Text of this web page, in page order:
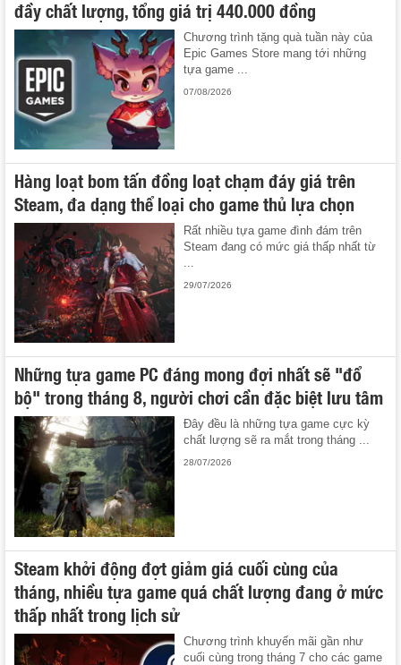
đầy chất lượng, tổng giá trị 440.000 đồng
Chương trình tặng quà tuần này của
Epic Games Store mang tới những
tựa game ...
07/08/2026
Hàng loạt bom tấn đồng loạt chạm đáy giá trên
Steam, đa dạng thể loại cho game thủ lựa chọn
Rất nhiều tựa game đình đám trên
Steam đang có mức giá thấp nhất từ
29/07/2026
Những tựa game PC đáng mong đợi nhất sẽ "đổ
bộ" trong tháng 8, người chơi cần đặc biệt lưu tâm
Đây đều là những tựa game cực kỳ
chất lượng sẽ ra mắt trong tháng ...
28/07/2026
Steam khởi động đợt giảm giá cuối cùng của
tháng, nhiều tựa game quá chất lượng đang ở mức
thấp nhất trong lịch sử
Chương trình khuyến mãi gần như
cuối cùng trong tháng 7 cho các game